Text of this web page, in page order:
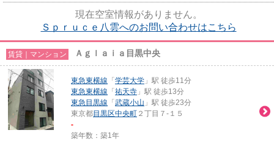
現在空室情報がありません。
Ｓｐｒｕｃｅ八雲へのお問い合わせはこちら
賃貸｜マンション Ａｇｌａｉａ目黒中央
東急東横線 「 学芸大学 」駅 徒歩11分
東急東横線 「 祐天寺 」駅 徒歩13分
東急目黒線 「 武蔵小山 」駅 徒歩23分
東京都目黒区中央町 ２丁目７-１５
-
築年数：築1年